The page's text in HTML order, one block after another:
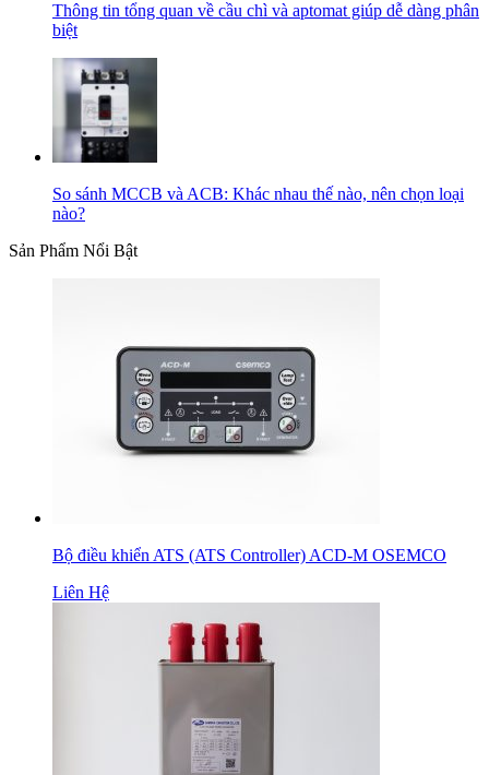
Thông tin tổng quan về cầu chì và aptomat giúp dễ dàng phân
biệt
So sánh MCCB và ACB: Khác nhau thế nào, nên chọn loại
nào?
Sản Phẩm Nổi Bật
Bộ điều khiển ATS (ATS Controller) ACD-M OSEMCO
Liên Hệ